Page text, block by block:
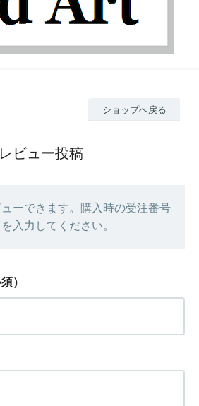
ショップへ戻る
レビュー投稿
ーできます。購入時の受注番号
入力してください。
）